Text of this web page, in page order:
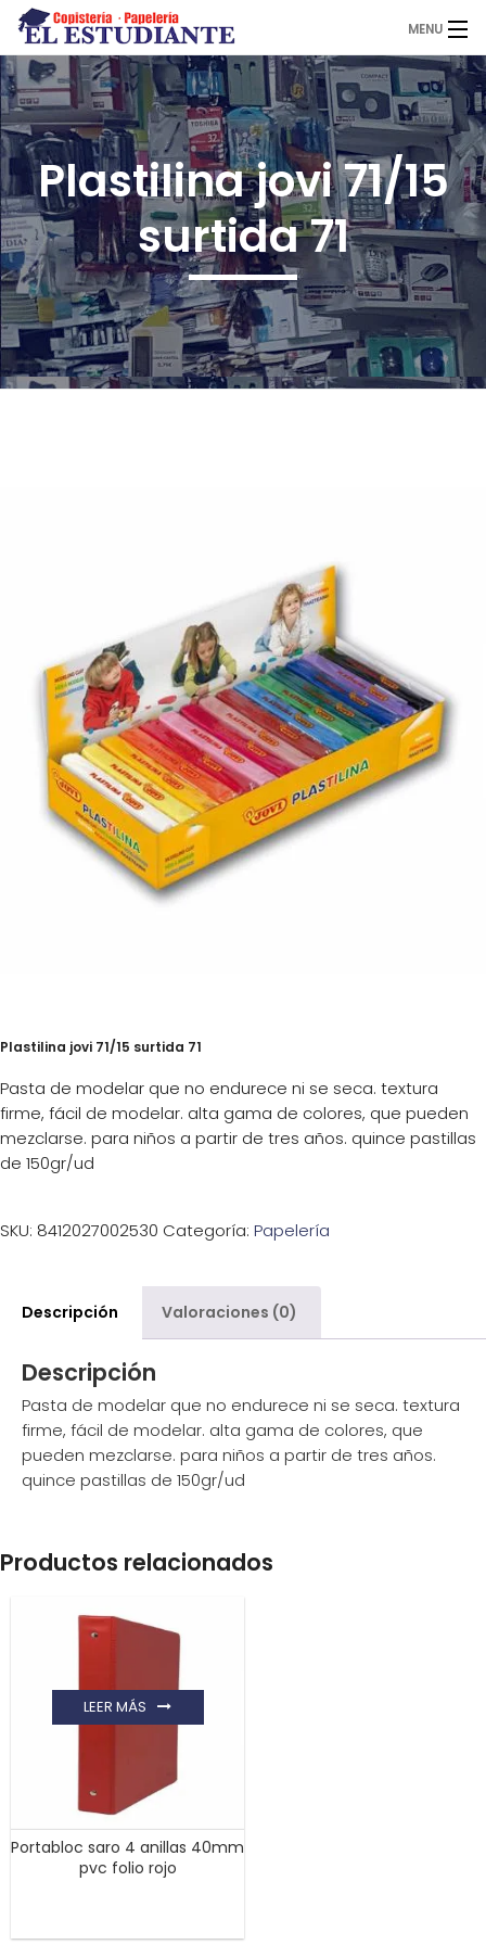
MENU
El Estudiante
Copistería
Papelería
Servicios
0,00€
¡Imprimir!
Plastilina jovi 71/15
surtida 71
Plastilina jovi 71/15 surtida 71
Pasta de modelar que no endurece ni se seca. textura
firme, fácil de modelar. alta gama de colores, que pueden
mezclarse. para niños a partir de tres años. quince pastillas
de 150gr/ud
SKU: 8412027002530 Categoría: Papelería
Descripción Valoraciones (0)
Descripción
Pasta de modelar que no endurece ni se seca. textura
firme, fácil de modelar. alta gama de colores, que
pueden mezclarse. para niños a partir de tres años.
quince pastillas de 150gr/ud
Productos relacionados
Portabloc saro 4 anillas 40mm
pvc folio rojo
LEER MÁS